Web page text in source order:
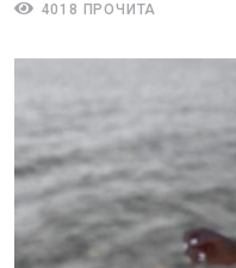
4018 ПРОЧИТА